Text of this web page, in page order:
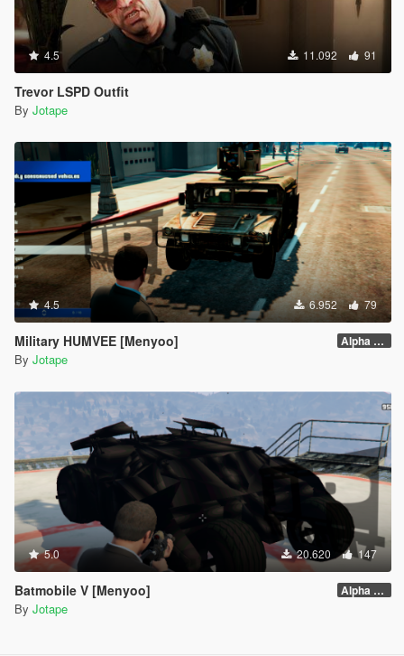
4.5 11.092 91
Trevor LSPD Outfit
By Jotape
4.5 6.952 79
Military HUMVEE [Menyoo] Alpha 0.1
By Jotape
5.0 20.620 147
Batmobile V [Menyoo] Alpha 0.1
By Jotape